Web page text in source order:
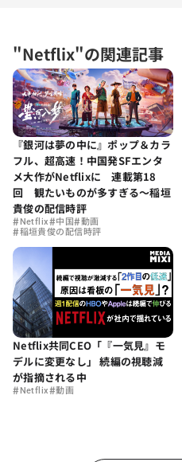
"Netflix"の関連記事
『銀河は夢の中に』ポップ＆カラ
フル、超高速！中国発SFエンタ
メ大作がNetflixに 連載第18
回 観たいものが多すぎる～稲垣
貴俊の配信時評
# Netflix#中国#動画
#稲垣貴俊の配信時評
Netflix共同CEO「『一気見』モ
デルに変更なし」 続編の視聴減
が指摘される中
#Netflix#動画